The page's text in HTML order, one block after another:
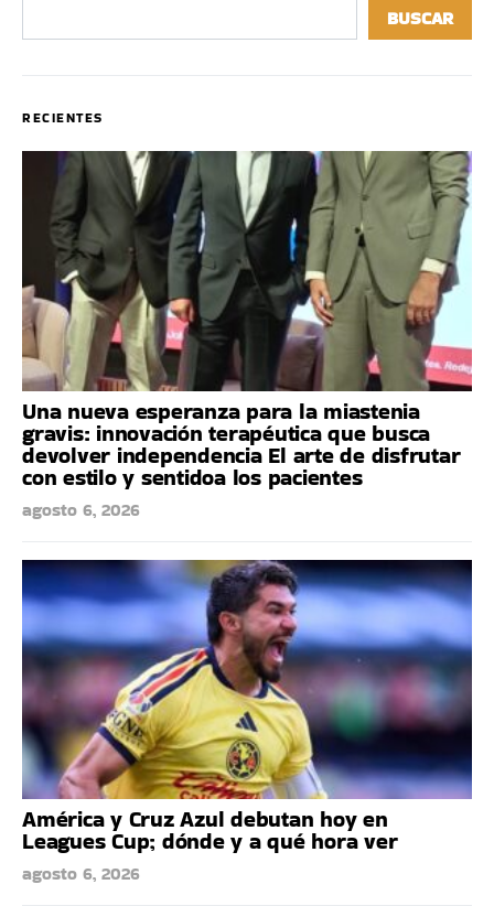
BUSCAR
RECIENTES
Una nueva esperanza para la miastenia
gravis: innovación terapéutica que busca
devolver independencia El arte de disfrutar
con estilo y sentidoa los pacientes
agosto 6, 2026
América y Cruz Azul debutan hoy en
Leagues Cup; dónde y a qué hora ver
agosto 6, 2026